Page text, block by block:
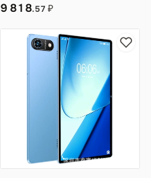
9 818.57 ₽